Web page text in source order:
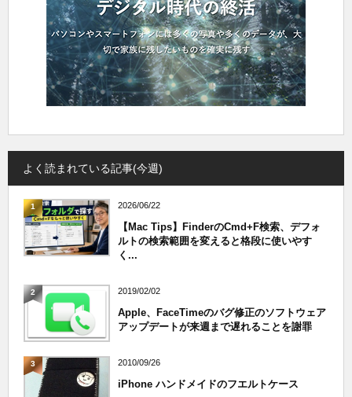
よく読まれている記事(今週)
1 2026/06/22
【Mac Tips】FinderのCmd+F検索、デフォ
ルトの検索範囲を変えると格段に使いやす
く...
2 2019/02/02
Apple、FaceTimeのバグ修正のソフトウェア
アップデートが来週まで遅れることを謝罪
3 2010/09/26
iPhone ハンドメイドのフエルトケース